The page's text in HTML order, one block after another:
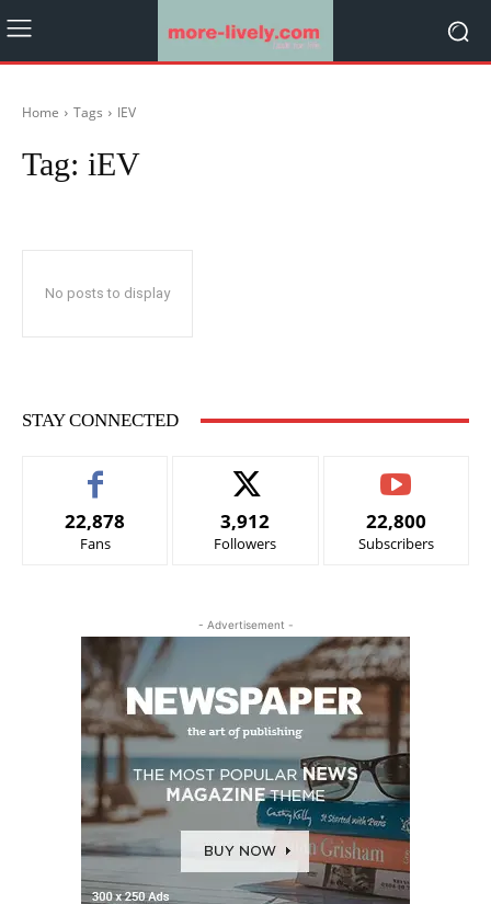
Home Tags IEV
Tag: iEV
No posts to display
STAY CONNECTED
22,878
Fans
3,912
Followers
22,800
Subscribers
- Advertisement -